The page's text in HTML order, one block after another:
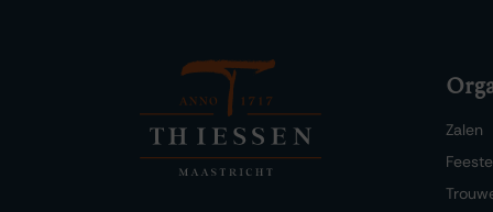
Zalen